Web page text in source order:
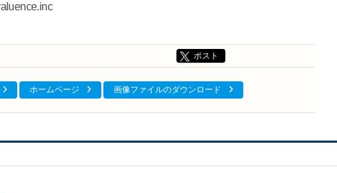
ポスト
ホームページ 画像ファイルのダウンロード